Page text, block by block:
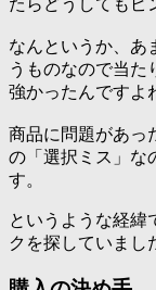
なんというか、あ
うものなので当た
強かったんですよ
商品に問題があっ
の「選択ミス」な
す。
というような経緯
クを探していまし